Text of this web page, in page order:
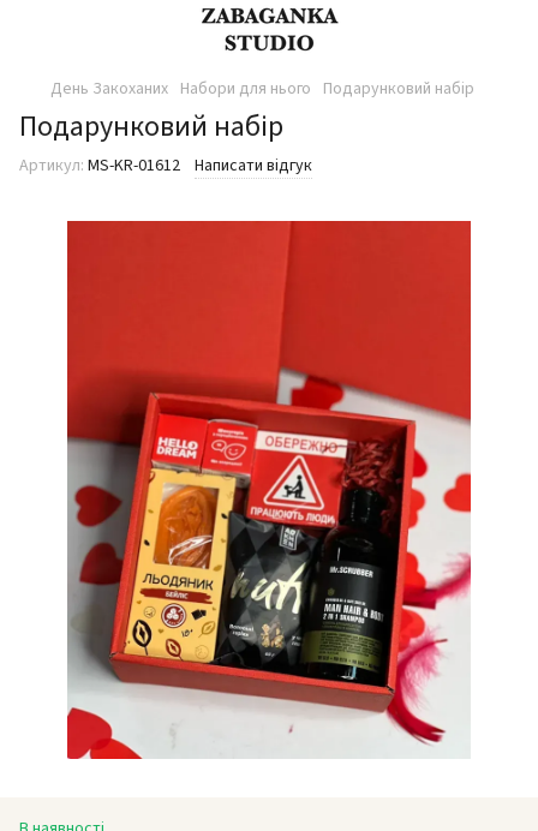
День Закоханих Набори для нього Подарунковий набір
Подарунковий набір
Артикул: MS-KR-01612 Написати відгук